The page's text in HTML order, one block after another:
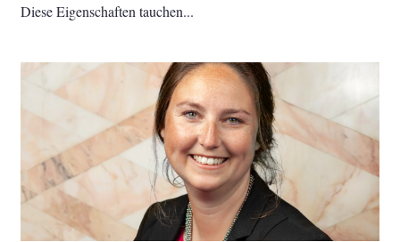
Diese Eigenschaften tauchen